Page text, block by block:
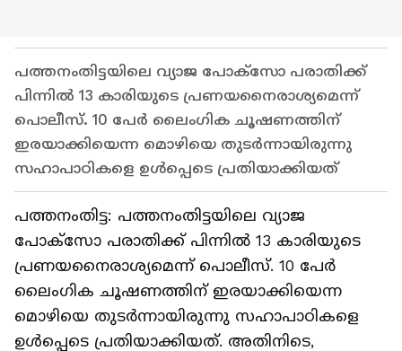
പത്തനംതിട്ടയിലെ വ്യാജ പോക്സോ പരാതിക്ക്
പിന്നിൽ 13 കാരിയുടെ പ്രണയനൈരാശ്യമെന്ന്
പൊലീസ്. 10 പേർ ലൈംഗിക ചൂഷണത്തിന്
ഇരയാക്കിയെന്ന മൊഴിയെ തുടർന്നായിരുന്നു
സഹാപാഠികളെ ഉൾപ്പെടെ പ്രതിയാക്കിയത്
പത്തനംതിട്ട: പത്തനംതിട്ടയിലെ വ്യാജ
പോക്സോ പരാതിക്ക് പിന്നിൽ 13 കാരിയുടെ
പ്രണയനൈരാശ്യമെന്ന് പൊലീസ്. 10 പേർ
ലൈംഗിക ചൂഷണത്തിന് ഇരയാക്കിയെന്ന
മൊഴിയെ തുടർന്നായിരുന്നു സഹാപാഠികളെ
ഉൾപ്പെടെ പ്രതിയാക്കിയത്. അതിനിടെ,